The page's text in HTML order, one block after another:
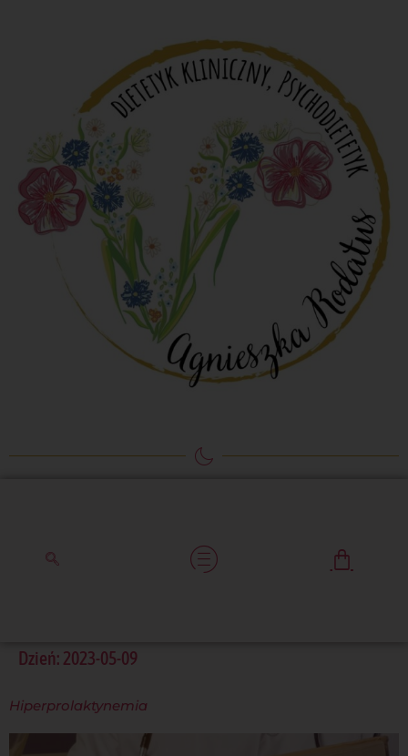
Dzień: 2023-05-09
Hiperprolaktynemia